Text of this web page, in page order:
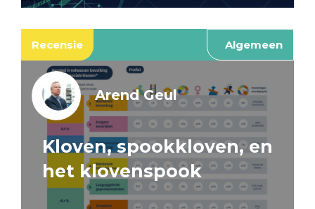
Recensie Algemeen
Arend Geul
Kloven, spookkloven, en
het klovenspook